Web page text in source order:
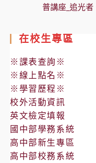
普講座_追光者
在校生專區
※課表查詢※
※線上點名※
※學習歷程※
校外活動資訊
英文檢定填報
國中部學務系統
高中部新生專區
高中部校務系統